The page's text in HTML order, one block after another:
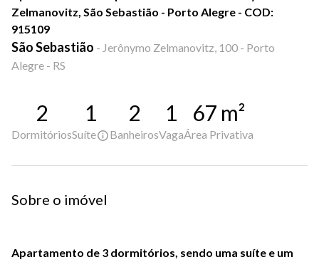
Zelmanovitz, São Sebastião - Porto Alegre - COD:
915109
São Sebastião - Jerônymo Zelmanovitz, 100 - Porto
Alegre - RS
2
Dormitórios
1
Suíte
2
Banheiros
1
Vaga
67 m²
Área Privativa
Sobre o imóvel
Apartamento de 3 dormitórios, sendo uma suíte e um